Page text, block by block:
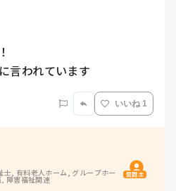
言われています
いいね 1
士, 有料老人ホーム, グループホー
障害福祉関連 質問主